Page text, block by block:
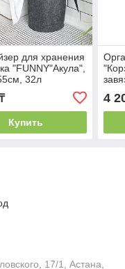
для хранения
"FUNNY"Акула",
32л
Купить
4
17/1, Астана,